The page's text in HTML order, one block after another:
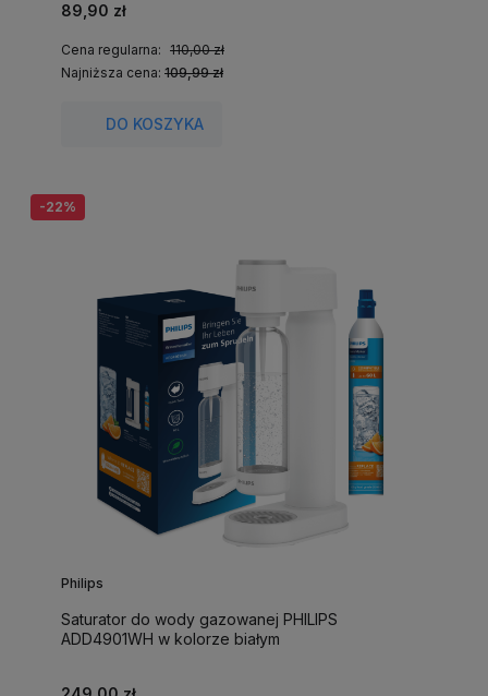
89,90 zł
Cena regularna: 110,00 zł
Najniższa cena: 109,99 zł
DO KOSZYKA
Philips
Saturator do wody gazowanej PHILIPS
ADD4901WH w kolorze białym
-22%